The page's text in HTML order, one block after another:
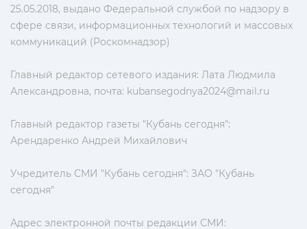
25.05.2018, выдано Федеральной службой по надзору в
сфере связи, информационных технологий и массовых
коммуникаций (Роскомнадзор)
Главный редактор сетевого издания: Лата Людмила
Александровна, почта: kubansegodnya2024@mail.ru
Главный редактор газеты "Кубань сегодня":
Арендаренко Андрей Михайлович
Учредитель СМИ "Кубань сегодня": ЗАО "Кубань
сегодня"
Адрес электронной почты редакции СМИ: